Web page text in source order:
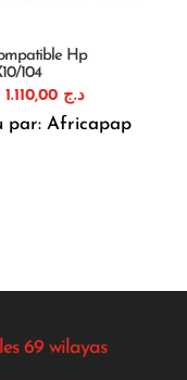
Hp
104
د.ج 1.110,00
par: Africapap
69 wilayas